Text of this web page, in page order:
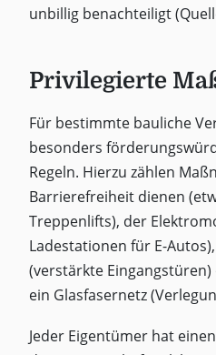
unbillig benachteiligt
Privilegierte
Für bestimmte bauliche
besonders
Regeln. Hierzu zählen
Barrierefreiheit dienen
Treppenlifts), der
Ladestationen für E-
(verstärkte
ein Glasfasernetz
Jeder Eigentümer hat